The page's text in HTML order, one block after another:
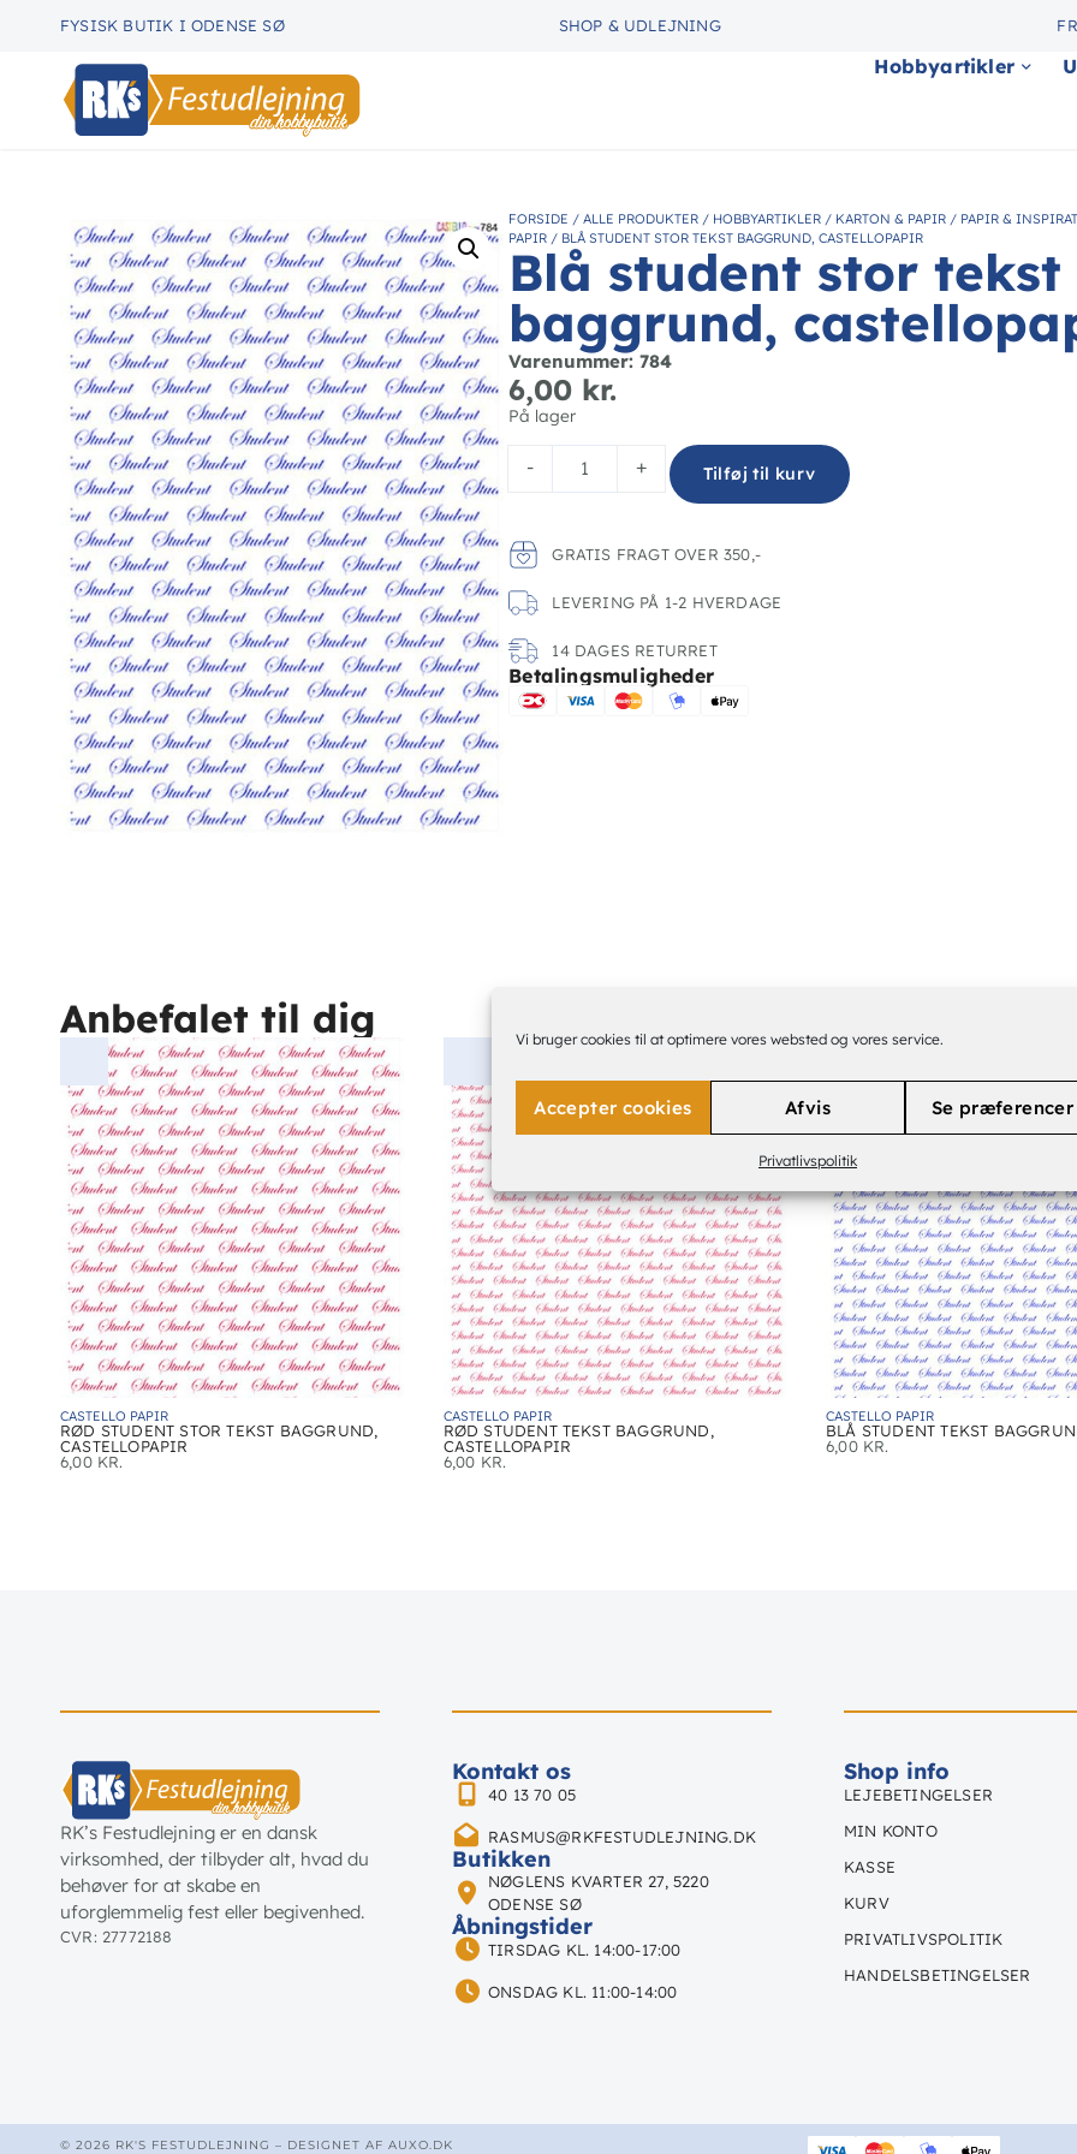
Vi bruger cookies til at optimere vores websted og vores service.
Accepter cookies Afvis Se præferencer
Privatlivspolitik
FYSISK BUTIK I ODENSE SØ SHOP & UDLEJNING
Hobbyartikler
FORSIDE /ALLE PRODUKTER / HOBBYARTIKLER / KARTON & PAPIR / PAPIR &
PAPIR / BLÅ STUDENT STOR TEKST BAGGRUND, CASTELLOPAPIR
Blå student stor tekst
baggrund,
Varenummer: 784
6,00 kr.
På lager
- + Tilføj til kurv
GRATIS FRAGT OVER 350,-
LEVERING PÅ 1-2 HVERDAGE
14 DAGES RETURRET
Betalingsmuligheder
Anbefalet til dig
CASTELLO PAPIR
RØD STUDENT STOR TEKST BAGGRUND,
CASTELLOPAPIR
6,00 KR.
CASTELLO PAPIR
RØD STUDENT TEKST BAGGRUND,
CASTELLOPAPIR
6,00 KR.
CASTELLO PAPIR
BLÅ STUDENT TEKST
6,00 KR.
RK’s Festudlejning er en dansk
virksomhed, der tilbyder alt, hvad du
behøver for at skabe en
uforglemmelig fest eller begivenhed.
CVR: 27772188
Kontakt os
40 13 70 05
RASMUS@RKFESTUDLEJNING.DK
Butikken
NØGLENS KVARTER 27, 5220
ODENSE SØ
Åbningstider
TIRSDAG KL. 14:00-17:00
ONSDAG KL. 11:00-14:00
Shop info
LEJEBETINGELSER
MIN KONTO
KASSE
KURV
PRIVATLIVSPOLITIK
HANDELSBETINGELSER
© 2026 RK'S FESTUDLEJNING – DESIGNET AF AUXO.DK